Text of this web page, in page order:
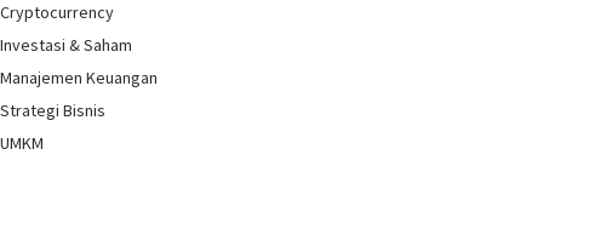
Cryptocurrency
Investasi & Saham
Manajemen Keuangan
Strategi Bisnis
UMKM